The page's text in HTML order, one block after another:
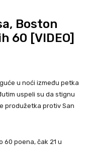
Boston
60 [VIDEO]
u noći između petka
uspeli su da stignu
produžetka protiv San
60 poena, čak 21 u